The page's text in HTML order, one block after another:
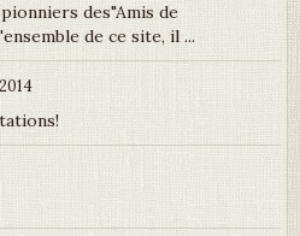
des"Amis de
de ce site, il ...